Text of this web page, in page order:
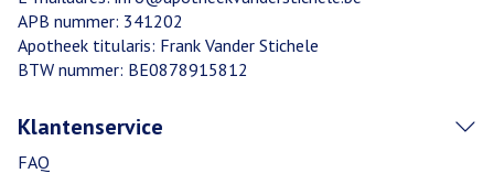
APB nummer: 341202
Apotheek titularis: Frank Vander Stichele
BTW nummer: BE0878915812
Klantenservice
FAQ